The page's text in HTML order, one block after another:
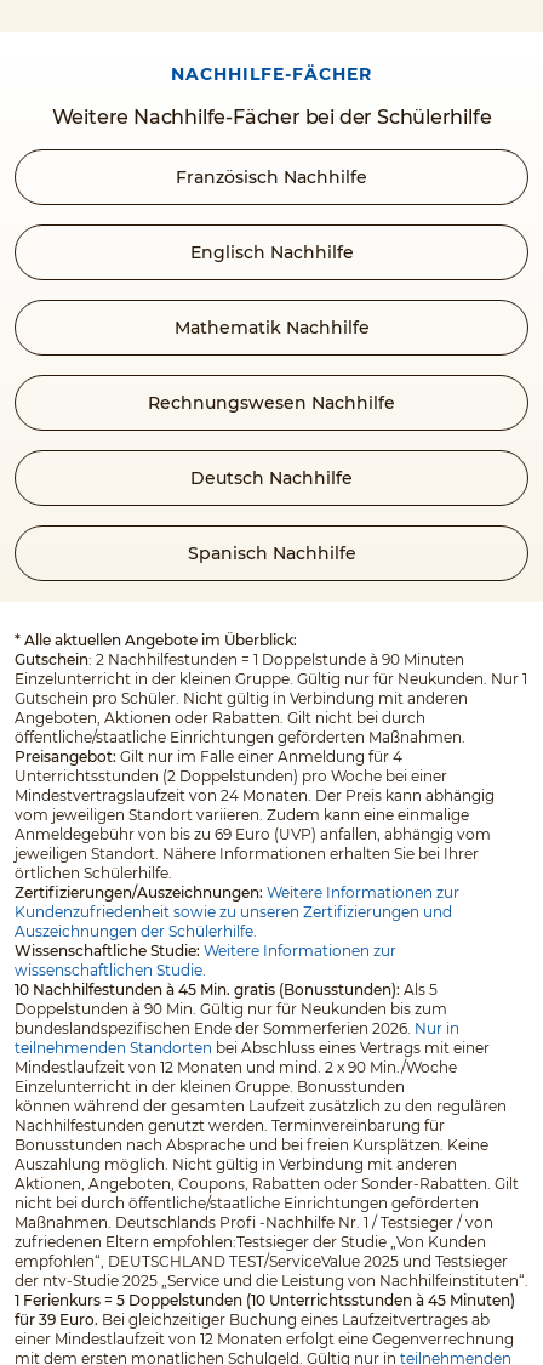
NACHHILFE-FÄCHER
Weitere Nachhilfe-Fächer bei der Schülerhilfe
Französisch Nachhilfe
Englisch Nachhilfe
Mathematik Nachhilfe
Rechnungswesen Nachhilfe
Deutsch Nachhilfe
Spanisch Nachhilfe
* Alle aktuellen Angebote im Überblick:
Gutschein: 2 Nachhilfestunden = 1 Doppelstunde à 90 Minuten
Einzelunterricht in der kleinen Gruppe. Gültig nur für Neukunden. Nur 1
Gutschein pro Schüler. Nicht gültig in Verbindung mit anderen
Angeboten, Aktionen oder Rabatten. Gilt nicht bei durch
öffentliche/staatliche Einrichtungen geförderten Maßnahmen.
Preisangebot: Gilt nur im Falle einer Anmeldung für 4
Unterrichtsstunden (2 Doppelstunden) pro Woche bei einer
Mindestvertragslaufzeit von 24 Monaten. Der Preis kann abhängig
vom jeweiligen Standort variieren. Zudem kann eine einmalige
Anmeldegebühr von bis zu 69 Euro (UVP) anfallen, abhängig vom
jeweiligen Standort. Nähere Informationen erhalten Sie bei Ihrer
örtlichen Schülerhilfe.
Zertifizierungen/Auszeichnungen: Weitere Informationen zur
Kundenzufriedenheit sowie zu unseren Zertifizierungen und
Auszeichnungen der Schülerhilfe.
Wissenschaftliche Studie: Weitere Informationen zur
wissenschaftlichen Studie.
10 Nachhilfestunden à 45 Min. gratis (Bonusstunden): Als 5
Doppelstunden à 90 Min. Gültig nur für Neukunden bis zum
bundeslandspezifischen Ende der Sommerferien 2026. Nur in
teilnehmenden Standorten bei Abschluss eines Vertrags mit einer
Mindestlaufzeit von 12 Monaten und mind. 2 x 90 Min./Woche
Einzelunterricht in der kleinen Gruppe. Bonusstunden
können während der gesamten Laufzeit zusätzlich zu den regulären
Nachhilfestunden genutzt werden. Terminvereinbarung für
Bonusstunden nach Absprache und bei freien Kursplätzen. Keine
Auszahlung möglich. Nicht gültig in Verbindung mit anderen
Aktionen, Angeboten, Coupons, Rabatten oder Sonder-Rabatten. Gilt
nicht bei durch öffentliche/staatliche Einrichtungen geförderten
Maßnahmen. Deutschlands Profi -Nachhilfe Nr. 1 / Testsieger / von
zufriedenen Eltern empfohlen:Testsieger der Studie „Von Kunden
empfohlen“, DEUTSCHLAND TEST/ServiceValue 2025 und Testsieger
der ntv-Studie 2025 „Service und die Leistung von Nachhilfeinstituten“.
1 Ferienkurs = 5 Doppelstunden (10 Unterrichtsstunden à 45 Minuten)
für 39 Euro. Bei gleichzeitiger Buchung eines Laufzeitvertrages ab
einer Mindestlaufzeit von 12 Monaten erfolgt eine Gegenverrechnung
mit dem ersten monatlichen Schulgeld. Gültig nur in teilnehmenden